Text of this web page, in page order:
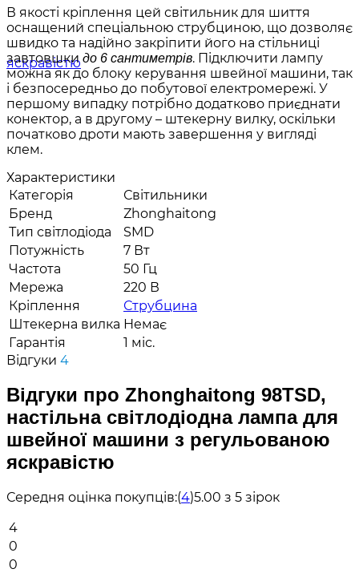
В якості кріплення цей світильник для шиття
оснащений спеціальною струбциною, що дозволяє
швидко та надійно закріпити його на стільниці
завтовшкидо 6 сантиметрів. Підключити лампу
можна як до блоку керування швейної машини, так
і безпосередньо до побутової електромережі. У
першому випадку потрібно додатково приєднати
конектор, а в другому – штекерну вилку, оскільки
початково дроти мають завершення у вигляді
клем.
Характеристики
Категорія
Світильники
Бренд
Zhonghaitong
Тип світлодіода
SMD
Потужність
7 Вт
Частота
50 Гц
Мережа
220 В
Кріплення
Струбцина
Штекерна вилка Немає
Гарантія
1 міс.
Відгуки 4
Відгуки про Zhonghaitong 98TSD,
настільна світлодіодна лампа для
швейної машини з регульованою
яскравістю
Середня оцінка покупців:(4)5.00 з 5 зірок
4
0
0